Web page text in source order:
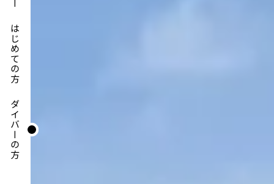
はじめての方
ダイバーの方